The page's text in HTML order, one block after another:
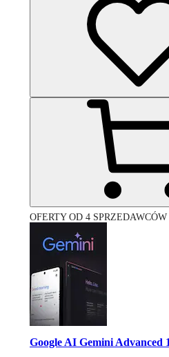
OFERTY OD 4 SPRZEDAWCÓW
Google AI Gemini Advanced